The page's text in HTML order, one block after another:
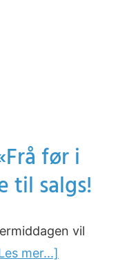
før i
til salgs!
vil
mer...]